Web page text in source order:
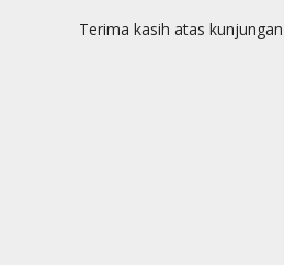
Terima kasih atas